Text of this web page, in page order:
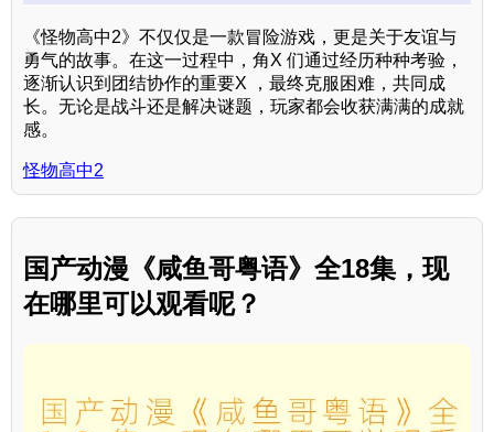
《怪物高中2》不仅仅是一款冒险游戏，更是关于友谊与
勇气的故事。在这一过程中，角X 们通过经历种种考验，
逐渐认识到团结协作的重要X ，最终克服困难，共同成
长。无论是战斗还是解决谜题，玩家都会收获满满的成就
感。
怪物高中2
国产动漫《咸鱼哥粤语》全18集，现
在哪里可以观看呢？